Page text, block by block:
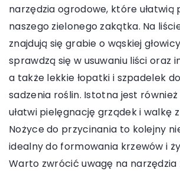
narzędzia ogrodowe, które ułatwią
naszego zielonego zakątka. Na
znajdują się grabie o wąskiej
sprawdzą się w usuwaniu liści oraz
a także lekkie łopatki i szpadelek
sadzenia roślin. Istotna jest
ułatwi pielęgnację grządek i walkę
Nożyce do przycinania to kolejny
idealny do formowania krzewów i
Warto zwrócić uwagę na